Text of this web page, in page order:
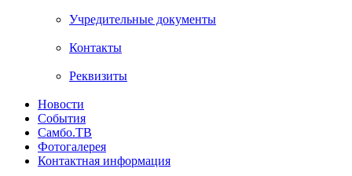
Учредительные документы
Контакты
Реквизиты
Новости
События
Самбо.ТВ
Фотогалерея
Контактная информация